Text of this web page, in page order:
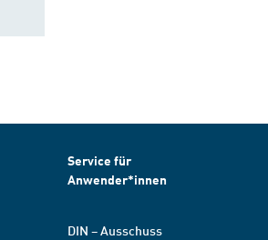
Service für
Anwender*innen
DIN – Ausschuss